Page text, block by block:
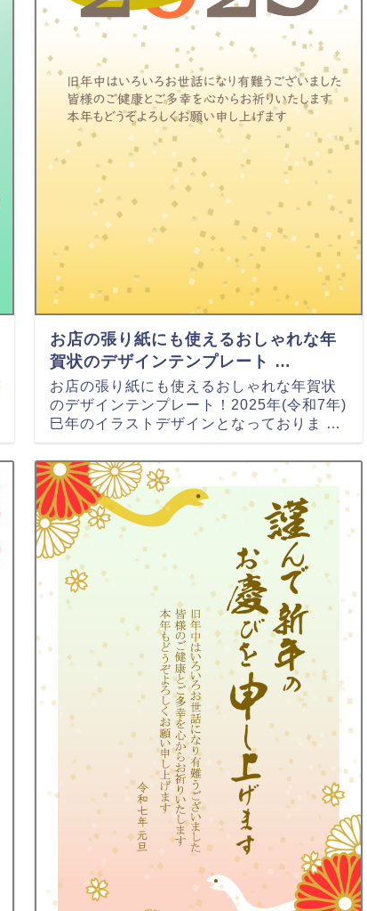
お店の張り紙にも使えるおしゃれな年
賀状のデザインテンプレート …
お店の張り紙にも使えるおしゃれな年賀状
のデザインテンプレート！2025年(令和7年)
巳年のイラストデザインとなっておりま …